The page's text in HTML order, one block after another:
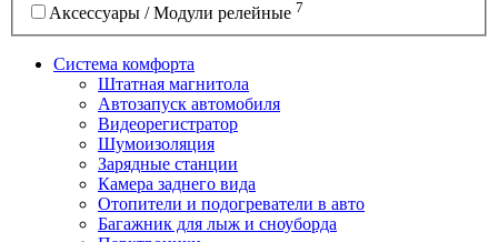
Аксессуары / Модули релейные 7
Система комфорта
Штатная магнитола
Автозапуск автомобиля
Видеорегистратор
Шумоизоляция
Зарядные станции
Камера заднего вида
Отопители и подогреватели в авто
Багажник для лыж и сноуборда